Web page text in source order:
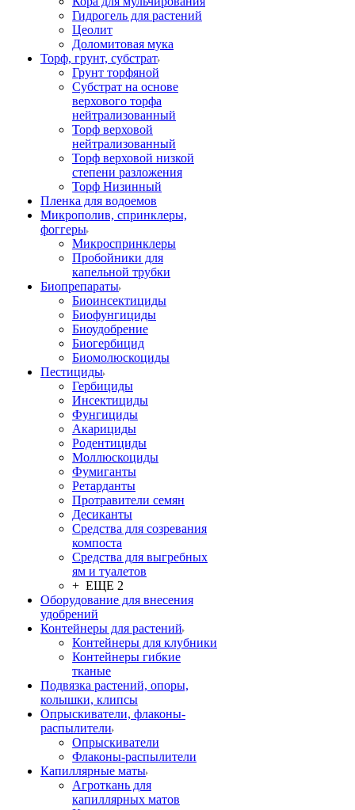
Гидрогель для растений
Цеолит
Доломитовая мука
Торф, грунт, субстрат
Грунт торфяной
Субстрат на основе
верхового торфа
нейтрализованный
Торф верховой
нейтрализованный
Торф верховой низкой
степени разложения
Торф Низинный
Пленка для водоемов
Микрополив, спринклеры,
фоггеры
Микроспринклеры
Пробойники для
капельной трубки
Биопрепараты
Биоинсектициды
Биофунгициды
Биоудобрение
Биогербицид
Биомолюскоциды
Пестициды
Гербициды
Инсектициды
Фунгициды
Акарициды
Родентициды
Моллюскоциды
Фумиганты
Ретарданты
Протравители семян
Десиканты
Средства для созревания
компоста
Средства для выгребных
ям и туалетов
+ ЕЩЕ 2
Оборудование для внесения
удобрений
Контейнеры для растений
Контейнеры для клубники
Контейнеры гибкие
тканые
Подвязка растений, опоры,
колышки, клипсы
Опрыскиватели, флаконы-
распылители
Опрыскиватели
Флаконы-распылители
Капиллярные маты
Агроткань для
капиллярных матов